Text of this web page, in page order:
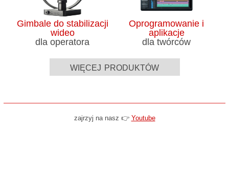
Gimbale do stabilizacji
wideo
dla operatora
Oprogramowanie i
aplikacje
dla twórców
więcej produktów
zajrzyj na nasz 👉 Youtube